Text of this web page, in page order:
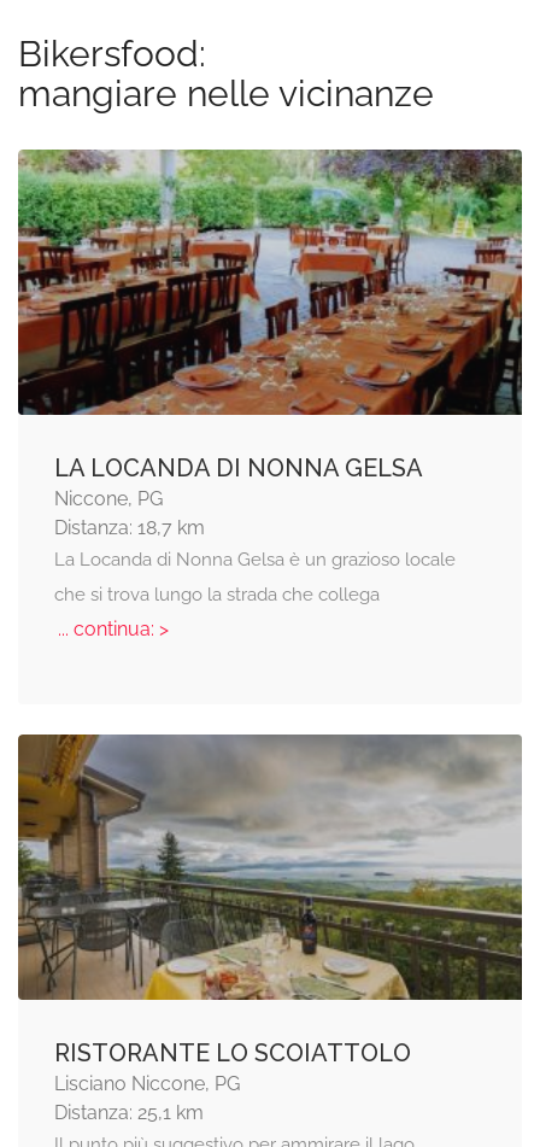
Bikersfood:
mangiare nelle vicinanze
LA LOCANDA DI NONNA GELSA
Niccone, PG
Distanza: 18,7 km
La Locanda di Nonna Gelsa è un grazioso locale
che si trova lungo la strada che collega
... continua: >
RISTORANTE LO SCOIATTOLO
Lisciano Niccone, PG
Distanza: 25,1 km